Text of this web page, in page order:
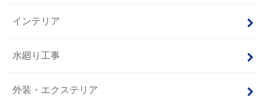
インテリア
水廻り工事
外装・エクステリア